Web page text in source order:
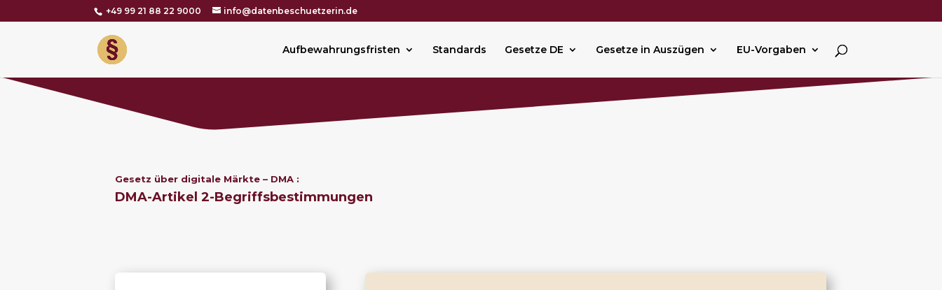
+49 99 21 88 22 9000 info@datenbeschuetzerin.de
Aufbewahrungsfristen Standards Gesetze DE Gesetze in Auszügen EU-Vorgaben
Gesetz über digitale Märkte – DMA :
DMA-Artikel 2-Begriffsbestimmungen